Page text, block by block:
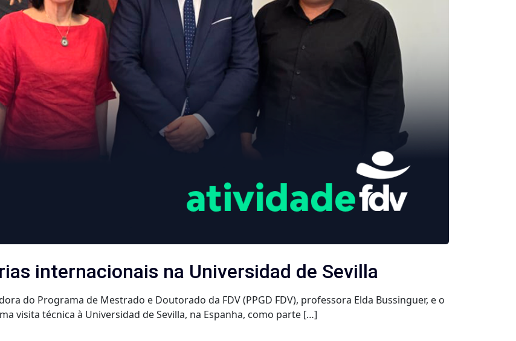
internacionais na Universidad de Sevilla
do Programa de Mestrado e Doutorado da FDV (PPGD FDV), professora Elda Bussinguer, e o
visita técnica à Universidad de Sevilla, na Espanha, como parte […]